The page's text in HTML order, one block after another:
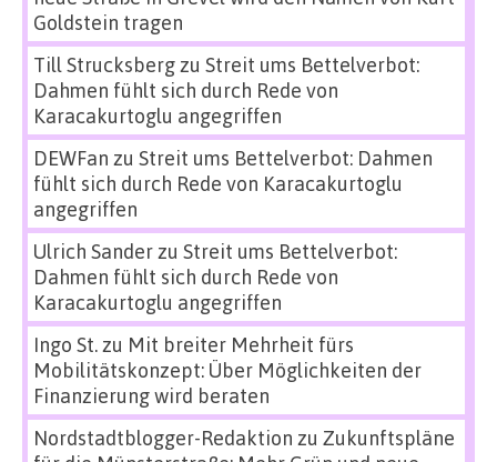
Goldstein tragen
Till Strucksbergzu Streit ums Bettelverbot:
Dahmen fühlt sich durch Rede von
Karacakurtoglu angegriffen
DEWFan zu Streit ums Bettelverbot: Dahmen
fühlt sich durch Rede von Karacakurtoglu
angegriffen
Ulrich Sanderzu Streit ums Bettelverbot:
Dahmen fühlt sich durch Rede von
Karacakurtoglu angegriffen
Ingo St.zu Mit breiter Mehrheit fürs
Mobilitätskonzept: Über Möglichkeiten der
Finanzierung wird beraten
Nordstadtblogger-Redaktion zu Zukunftspläne